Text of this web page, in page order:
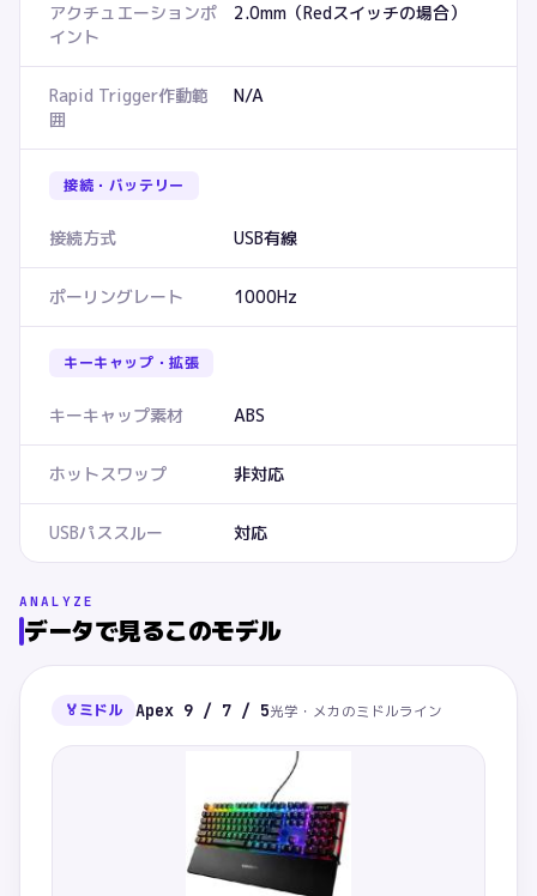
アクチュエーションポ
イント
2.0mm（Redスイッチの場合）
Rapid Trigger作動範
囲
N/A
接続・バッテリー
接続方式 USB有線
ポーリングレート 1000Hz
キーキャップ・拡張
キーキャップ素材 ABS
ホットスワップ 非対応
USBパススルー 対応
ANALYZE
データで見るこのモデル
🏅ミドル Apex 9 / 7 / 5光学・メカのミドルライン